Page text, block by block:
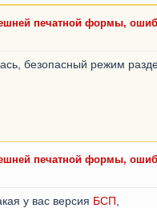
печатной формы,
безопасный режим
печатной формы,
у вас версия БСП